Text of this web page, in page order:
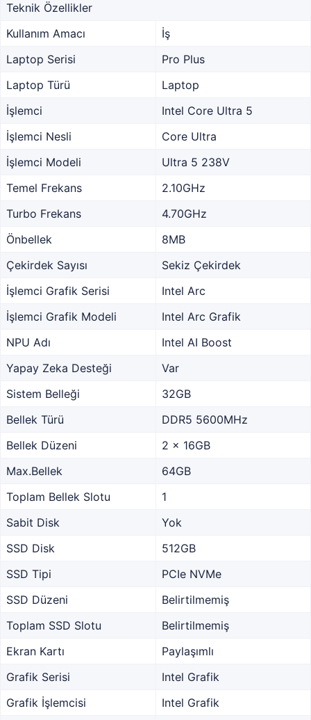
Teknik Özellikler
Kullanım Amacı
İş
Laptop Serisi
Pro Plus
Laptop Türü
Laptop
İşlemci
Intel Core Ultra 5
İşlemci Nesli
Core Ultra
İşlemci Modeli
Ultra 5 238V
Temel Frekans
2.10GHz
Turbo Frekans
4.70GHz
Önbellek
8MB
Çekirdek Sayısı
Sekiz Çekirdek
İşlemci Grafik Serisi
Intel Arc
İşlemci Grafik Modeli
Intel Arc Grafik
NPU Adı
Intel AI Boost
Yapay Zeka Desteği
Var
Sistem Belleği
32GB
Bellek Türü
DDR5 5600MHz
Bellek Düzeni
2 x 16GB
Max.Bellek
64GB
Toplam Bellek Slotu
1
Sabit Disk
Yok
SSD Disk
512GB
SSD Tipi
PCIe NVMe
SSD Düzeni
Belirtilmemiş
Toplam SSD Slotu
Belirtilmemiş
Ekran Kartı
Paylaşımlı
Grafik Serisi
Intel Grafik
Grafik İşlemcisi
Intel Grafik